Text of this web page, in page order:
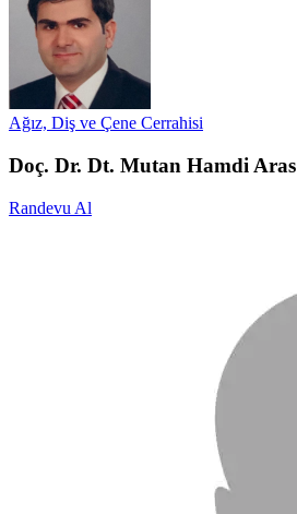
Ağız, Diş ve Çene Cerrahisi
Doç. Dr. Dt. Mutan Hamdi Aras
Randevu Al